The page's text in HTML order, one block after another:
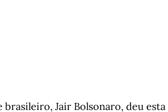
brasileiro, Jair Bolsonaro, deu